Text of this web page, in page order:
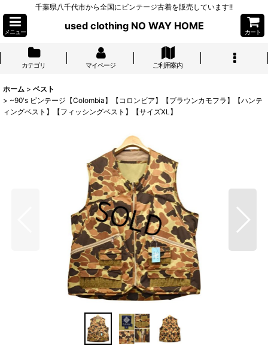
千葉県八千代市から全国にビンテージ古着を販売しています!!
メニュー
used clothing NO WAY HOME
カート
カテゴリ マイページ ご利用案内
ホーム > ベスト
> ~90's ビンテージ【Colombia】【コロンビア】【ブラウンカモフラ】【ハンテ
ィングベスト】【フィッシングベスト】【サイズXL】